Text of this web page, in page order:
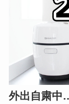
外出自粛中